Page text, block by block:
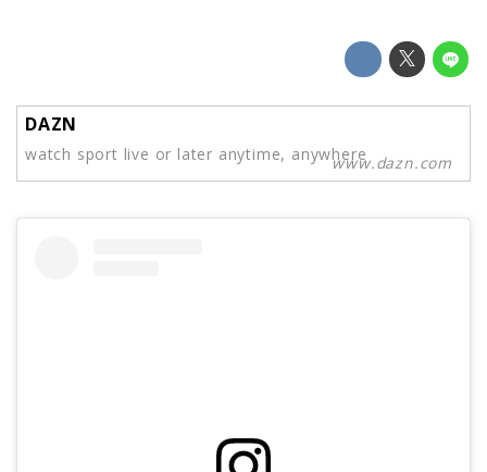
DAZN
watch sport live or later anytime, anywherewww.dazn.com